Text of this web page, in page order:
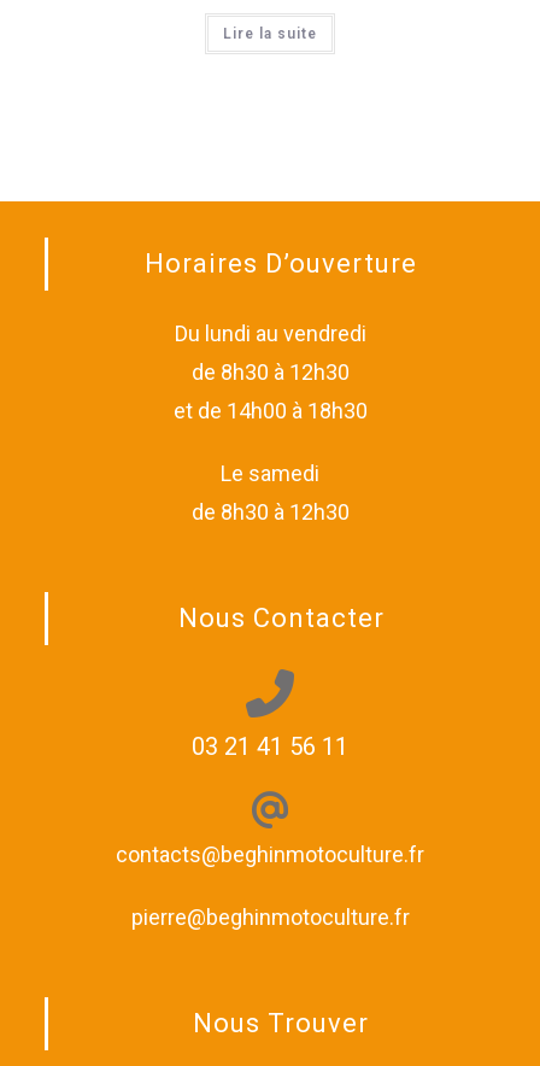
Lire la suite
Horaires D’ouverture
Du lundi au vendredi
de 8h30 à 12h30
et de 14h00 à 18h30
Le samedi
de 8h30 à 12h30
Nous Contacter
03 21 41 56 11
contacts@beghinmotoculture.fr
pierre@beghinmotoculture.fr
Nous Trouver